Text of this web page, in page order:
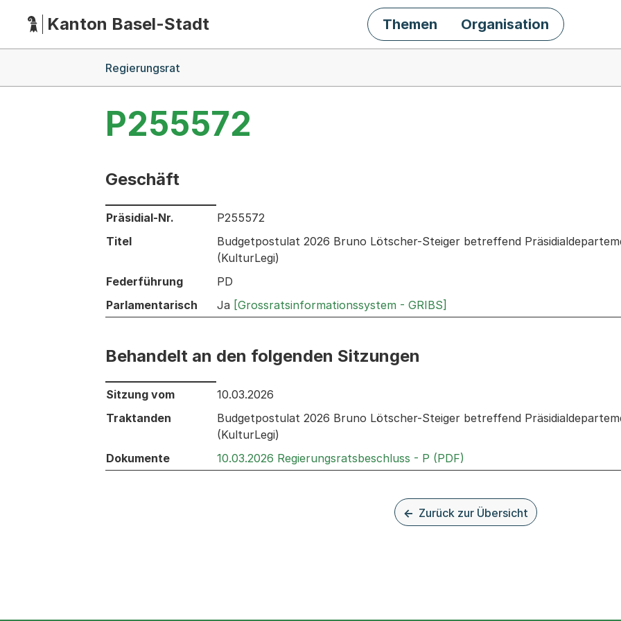
HauptnavigationKanton Basel-Stadt Themen Organisation
Regierungsrat
P255572
Geschäft
Informationen zum Ausgewählten Geschäft
Präsidial-Nr.
P255572
Titel
Budgetpostulat 2026 Bruno Lötscher-Steiger betreffend
(KulturLegi)
Federführung
PD
Parlamentarisch
Ja [Grossratsinformationssystem - GRIBS]
Behandelt an den folgenden Sitzungen
Behandelt an den folgenden Sitzungen: Informationen zu den Sitzungen zum Geschäft
Sitzung vom
10.03.2026
Traktanden
Budgetpostulat 2026 Bruno Lötscher-Steiger betreffend
(KulturLegi)
Dokumente
10.03.2026 Regierungsratsbeschluss - P (PDF)
Zurück zur Übersicht